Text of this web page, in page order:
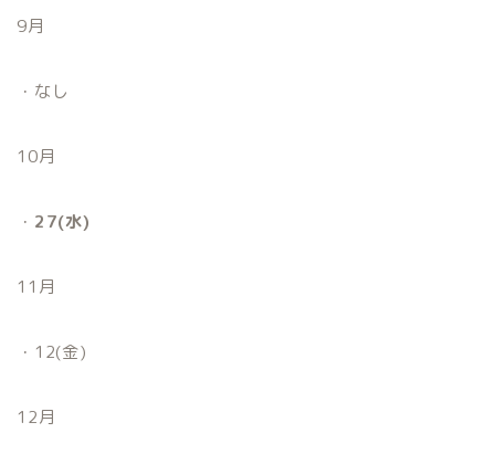
9月
・なし
10月
・ 27(水)
11月
・12(金)
12月